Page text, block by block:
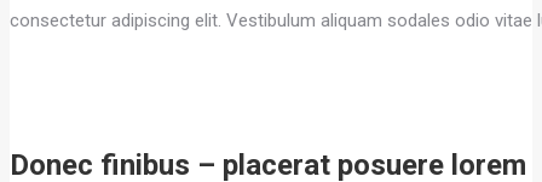
consectetur adipiscing elit. Vestibulum aliquam sodales odio
Donec finibus – placerat posuere lorem